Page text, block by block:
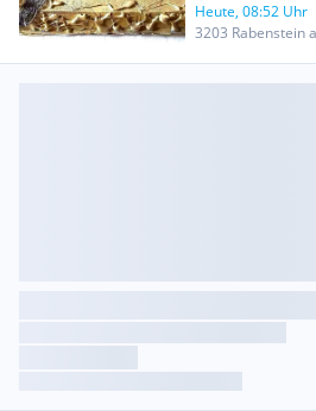
Heute, 08:52 Uhr
3203 Rabenstein